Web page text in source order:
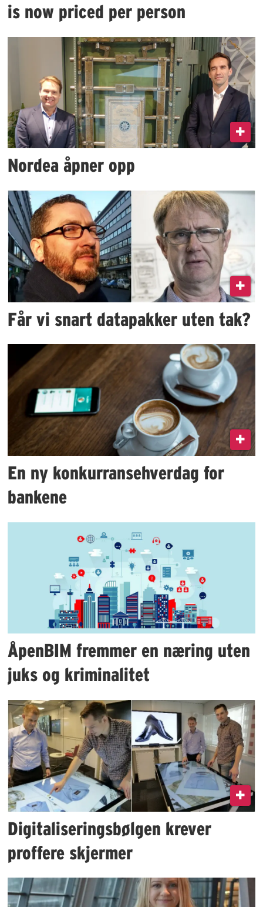
is now priced per person
Nordea åpner opp
Får vi snart datapakker uten tak?
En ny konkurransehverdag for
bankene
ÅpenBIM fremmer en næring uten
juks og kriminalitet
Digitaliseringsbølgen krever
proffere skjermer